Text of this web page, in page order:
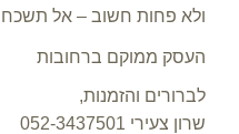
ולא פחות חשוב – אל
העסק ממוקם ברחובות
לברורים והזמנות,
שרון צעירי 052-3437501